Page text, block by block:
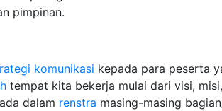
pimpinan.
komunikasi kepada para peserta
tempat kita bekerja mulai dari visi,
dalam renstra masing-masing